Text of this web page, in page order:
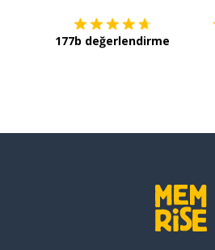
177b değerlendirme